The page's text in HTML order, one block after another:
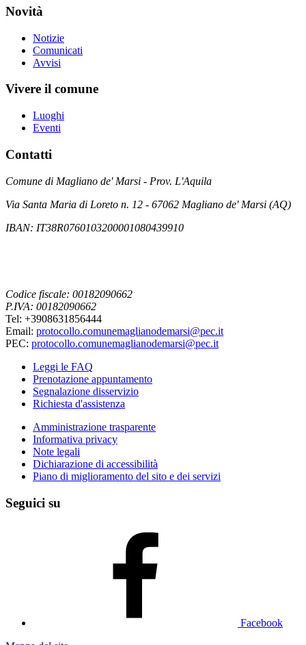
Novità
Notizie
Comunicati
Avvisi
Vivere il comune
Luoghi
Eventi
Contatti
Comune di Magliano de' Marsi - Prov. L'Aquila
Via Santa Maria di Loreto n. 12 - 67062 Magliano de' Marsi (AQ)
IBAN: IT38R0760103200001080439910
Codice fiscale: 00182090662
P.IVA: 00182090662
Tel: +3908631856444
Email: protocollo.comunemaglianodemarsi@pec.it
PEC: protocollo.comunemaglianodemarsi@pec.it
Leggi le FAQ
Prenotazione appuntamento
Segnalazione disservizio
Richiesta d'assistenza
Amministrazione trasparente
Informativa privacy
Note legali
Dichiarazione di accessibilità
Piano di miglioramento del sito e dei servizi
Seguici su
Facebook